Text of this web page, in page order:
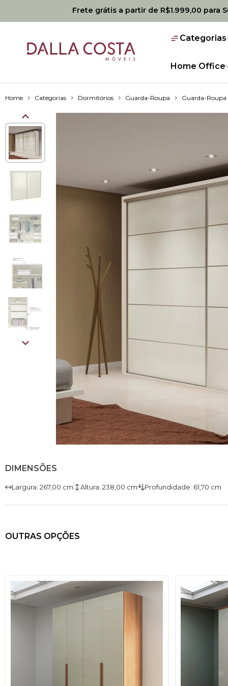
Frete grátis a partir de R$1.999,00 para
Categorias
Home Office
Home Categorias Dormitórios Guarda-Roupa Guarda-Roupa
DIMENSÕES
Largura: 267,00 cm Altura: 238,00 cm Profundidade: 61,70 cm
OUTRAS OPÇÕES